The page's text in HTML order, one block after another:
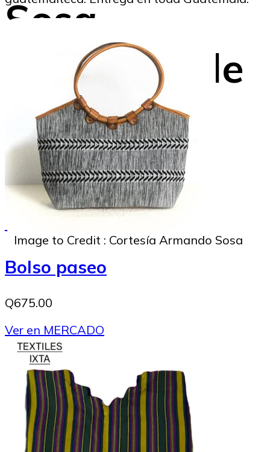
Sosa
originario de
Salcajá
Gustavo Montenegro
Image to Credit : Cortesía Armando Sosa
Bolso paseo
Q675.00
Ver en MERCADO